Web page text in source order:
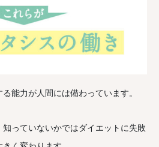
能力が人間には備わっています。
っていないかではダイエットに失敗